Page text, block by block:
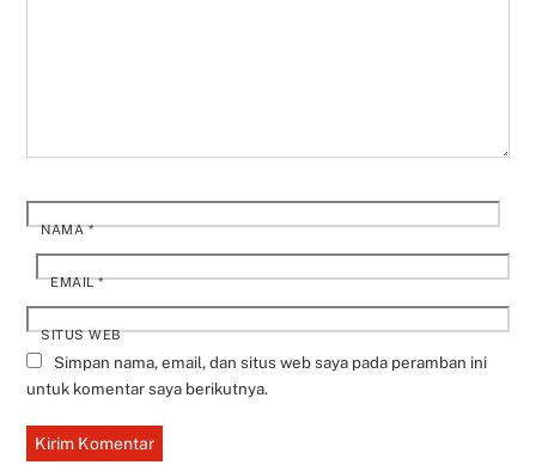
NAMA*
EMAIL*
SITUS WEB
Simpan nama, email, dan situs web saya pada peramban ini
untuk komentar saya berikutnya.